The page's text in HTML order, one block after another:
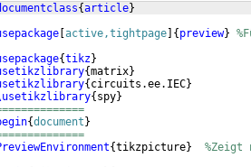
{article}
[active,tightpage] {preview}
{tikz}
{matrix}
{circuits.ee.IEC}
{spy}
{document}
{tikzpicture}